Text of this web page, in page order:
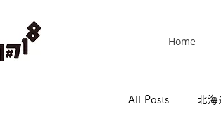
Home
All Posts 北海